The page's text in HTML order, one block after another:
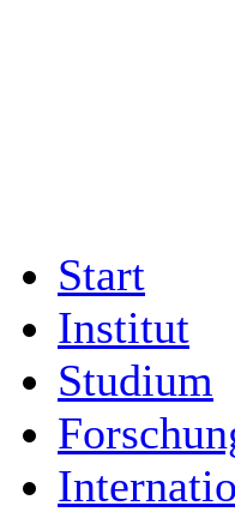
Start
Institut
Studium